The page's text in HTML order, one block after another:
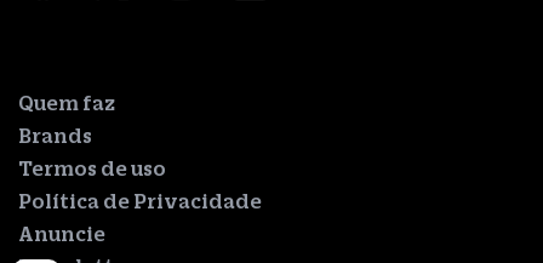
Quem faz
Brands
Termos de uso
Política de Privacidade
Anuncie